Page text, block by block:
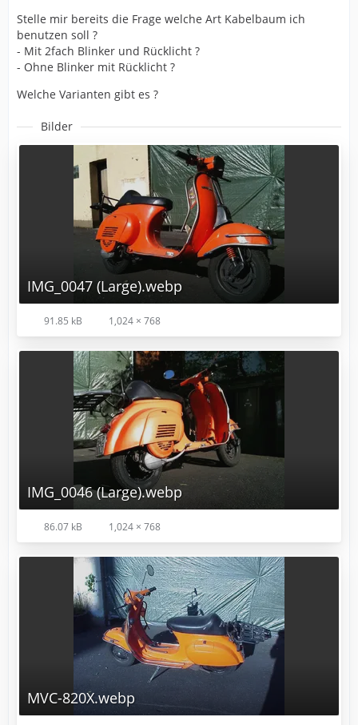
Stelle mir bereits die Frage welche Art Kabelbaum ich
benutzen soll ?
- Mit 2fach Blinker und Rücklicht ?
- Ohne Blinker mit Rücklicht ?
Welche Varianten gibt es ?
Bilder
IMG_0047 (Large).webp
91.85 kB 1,024 × 768
IMG_0046 (Large).webp
86.07 kB 1,024 × 768
MVC-820X.webp